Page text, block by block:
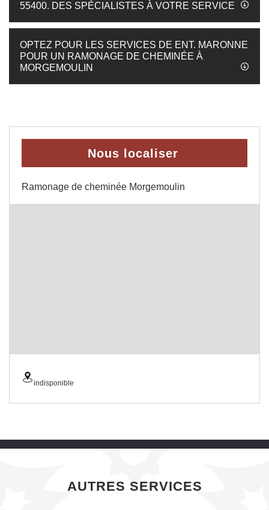
55400. DES SPÉCIALISTES À VOTRE SERVICE
OPTEZ POUR LES SERVICES DE ENT. MARONNE
POUR UN RAMONAGE DE CHEMINÉE À
MORGEMOULIN
Nous localiser
Ramonage de cheminée Morgemoulin
indisponible
AUTRES SERVICES